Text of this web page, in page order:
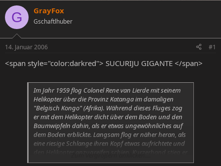
s
t
e
l
l
e
t
e
l
m
G GrayFox
Gschaftlhuber
14. Januar 2006 #1
<span style="color:darkred"> SUCURIJU GIGANTE </span>
Im Jahr 1959 flog Colonel Rene van Lierde mit seinem
Helikopter über die Provinz Katanga im damaligen
"Belgisch Kongo" (Afrika). Während dieses Fluges zog
er mit dem Helikopter dicht über dem Boden und den
Baumwipfeln dahin, als er etwas ungewöhnliches auf
dem Boden erblickte. Langsam flog er näher heran, als
eine riesige Schlange ihren Kopf etwas aufrichtete und
den Helikopter anzugreifen schien. Kurzerhand stieg er
mit dem Helikopter in die Höhe und machte einige